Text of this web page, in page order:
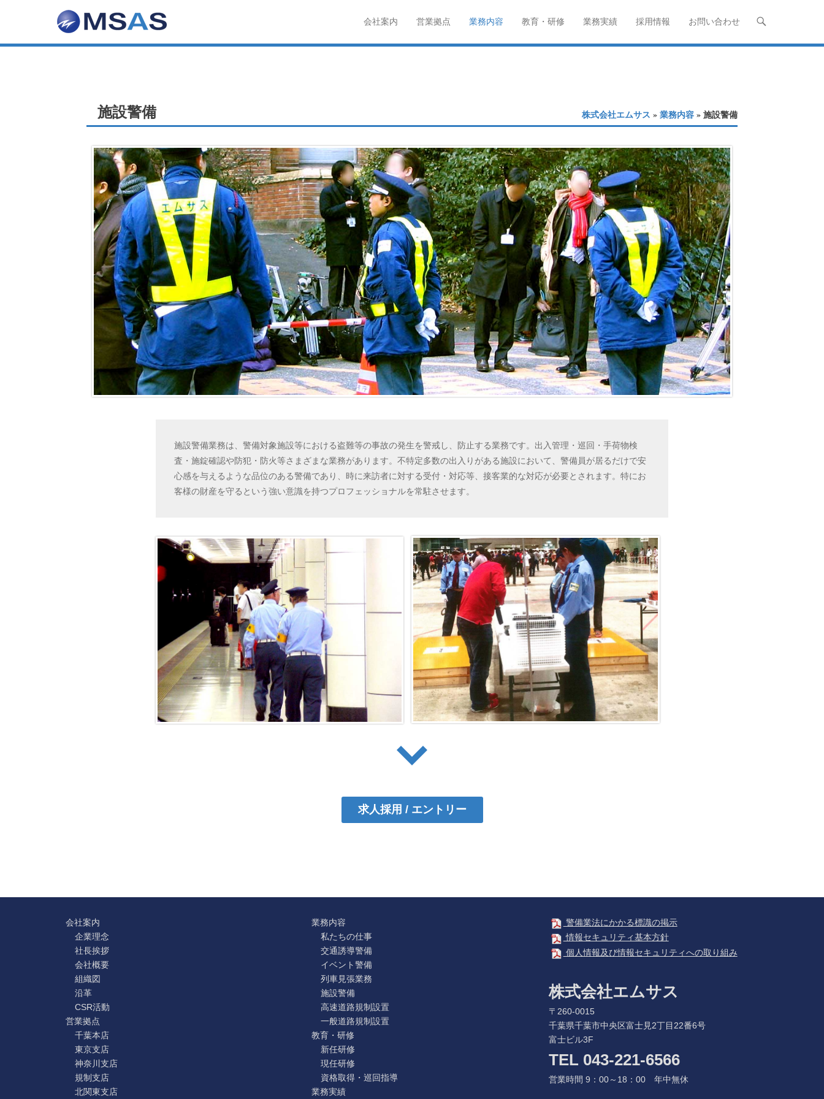
メインメニュー
コンテンツへスキップ
会社案内 営業拠点 業務内容 教育・研修 業務実績 採用情報 お問い合わせ
施設警備 株式会社エムサス »業務内容» 施設警備
施設警備業務は、警備対象施設等における盗難等の事故の発生を警戒し、防止する業務です。出入管理・巡回・手荷物検
査・施錠確認や防犯・防火等さまざまな業務があります。不特定多数の出入りがある施設において、警備員が居るだけで安
心感を与えるような品位のある警備であり、時に来訪者に対する受付・対応等、接客業的な対応が必要とされます。特にお
客様の財産を守るという強い意識を持つプロフェッショナルを常駐させます。
求人採用 / エントリー
会社案内
企業理念
社長挨拶
会社概要
組織図
沿革
CSR活動
営業拠点
千葉本店
東京支店
神奈川支店
規制支店
北関東支店
業務内容
私たちの仕事
交通誘導警備
イベント警備
列車見張業務
施設警備
高速道路規制設置
一般道路規制設置
教育・研修
新任研修
現任研修
資格取得・巡回指導
業務実績
警備業法にかかる標識の掲示
情報セキュリティ基本方針
個人情報及び情報セキュリティへの取り組み
株式会社エムサス
〒260-0015
千葉県千葉市中央区富士見2丁目22番6号
富士ビル3F
TEL 043-221-6566
営業時間 9：00～18：00 年中無休